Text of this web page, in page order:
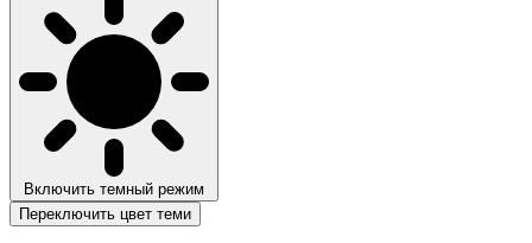
Включить темный режим
Переключить цвет теми